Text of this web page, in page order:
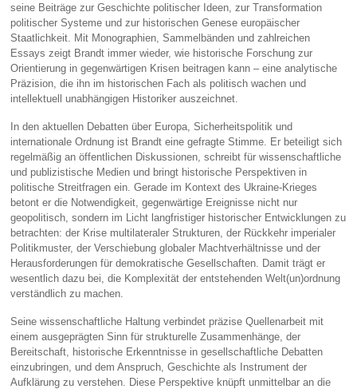
seine Beiträge zur Geschichte politischer Ideen, zur Transformation
politischer Systeme und zur historischen Genese europäischer
Staatlichkeit. Mit Monographien, Sammelbänden und zahlreichen
Essays zeigt Brandt immer wieder, wie historische Forschung zur
Orientierung in gegenwärtigen Krisen beitragen kann – eine analytische
Präzision, die ihn im historischen Fach als politisch wachen und
intellektuell unabhängigen Historiker auszeichnet.
In den aktuellen Debatten über Europa, Sicherheitspolitik und
internationale Ordnung ist Brandt eine gefragte Stimme. Er beteiligt sich
regelmäßig an öffentlichen Diskussionen, schreibt für wissenschaftliche
und publizistische Medien und bringt historische Perspektiven in
politische Streitfragen ein. Gerade im Kontext des Ukraine‑Krieges
betont er die Notwendigkeit, gegenwärtige Ereignisse nicht nur
geopolitisch, sondern im Licht langfristiger historischer Entwicklungen zu
betrachten: der Krise multilateraler Strukturen, der Rückkehr imperialer
Politikmuster, der Verschiebung globaler Machtverhältnisse und der
Herausforderungen für demokratische Gesellschaften. Damit trägt er
wesentlich dazu bei, die Komplexität der entstehenden Welt(un)ordnung
verständlich zu machen.
Seine wissenschaftliche Haltung verbindet präzise Quellenarbeit mit
einem ausgeprägten Sinn für strukturelle Zusammenhänge, der
Bereitschaft, historische Erkenntnisse in gesellschaftliche Debatten
einzubringen, und dem Anspruch, Geschichte als Instrument der
Aufklärung zu verstehen. Diese Perspektive knüpft unmittelbar an die